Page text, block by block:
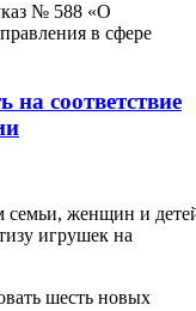
№ 588 «О
в сфере
соответствие
семьи, женщин и
игрушек на